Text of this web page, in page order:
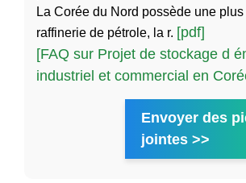
La Corée du Nord possède une
raffinerie de pétrole, la r. [pdf]
[FAQ sur Projet de stockage d
industriel et commercial en
Envoyer des
jointes >>